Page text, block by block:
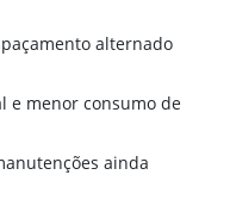
alternado
e menor consumo de
ainda